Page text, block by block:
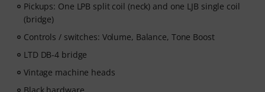
Pickups: One LPB split coil (neck) and one LJB single coil
(bridge)
Controls / switches: Volume, Balance, Tone Boost
LTD DB-4 bridge
Vintage machine heads